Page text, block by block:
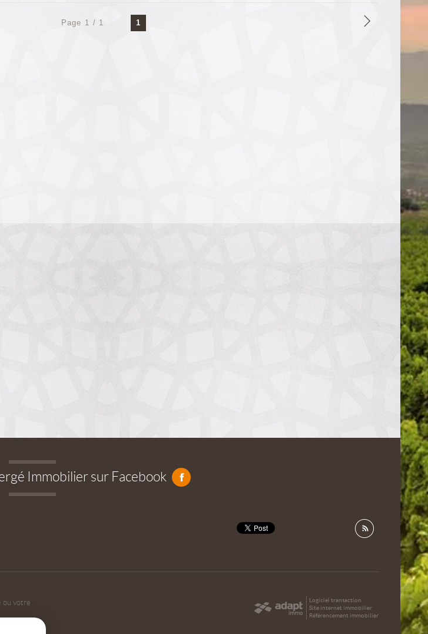
Page 1 / 1 1
Immobilier sur Facebook
ou votre
Logiciel transaction
Site internet immobilier
Référencement immobilier